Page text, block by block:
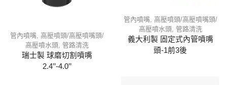
管內噴嘴, 高壓噴頭/高壓噴嘴頭/
高壓噴水頭, 管路清洗
瑞士製 球磨切割噴嘴
2.4’’-4.0’’
管內噴嘴, 高壓噴頭/高壓噴嘴頭/
高壓噴水頭, 管路清洗
義大利製 固定式內管噴嘴
頭-1前3後